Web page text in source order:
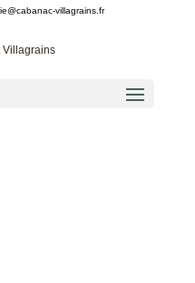
villagrains.fr